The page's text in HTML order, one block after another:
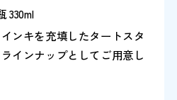
330ml
ンキを充填したタートスタ
インナップとしてご用意し